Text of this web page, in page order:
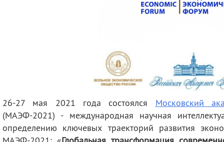
26-27 мая 2021 года состоялся Московский
(МАЭФ-2021) - международная научная
определению ключевых траекторий развития